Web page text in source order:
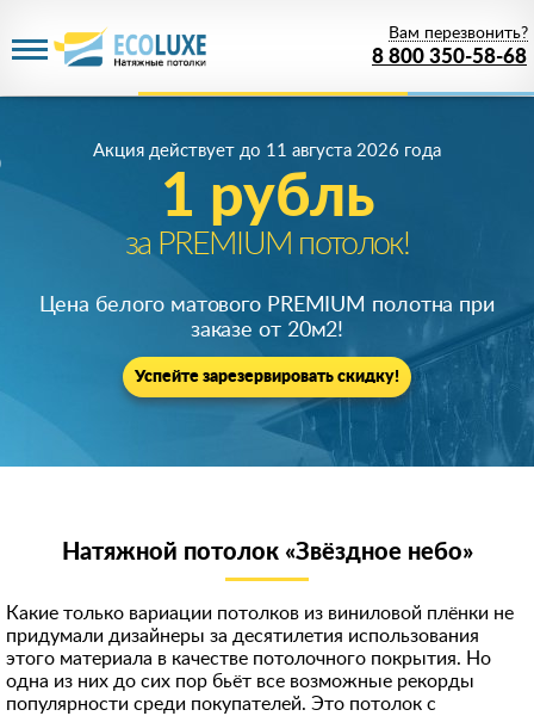
8 800 350-58-68
Вам перезвонить?
1 рубль
за PREMIUM потолок!
Акция действует до 11 августа 2026 года
Цена белого матового PREMIUM полотна при
заказе от 20м2!
Успейте зарезервировать скидку!
Натяжной потолок «Звёздное небо»
Какие только вариации потолков из виниловой плёнки не
придумали дизайнеры за десятилетия использования
этого материала в качестве потолочного покрытия. Но
одна из них до сих пор бьёт все возможные рекорды
популярности среди покупателей. Это потолок с